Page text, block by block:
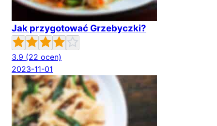
Jak przygotować Grzebyczki?
3.9 (22 ocen)
2023-11-01